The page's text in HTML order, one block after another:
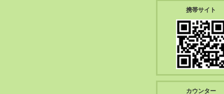
携帯サイト
カウンター